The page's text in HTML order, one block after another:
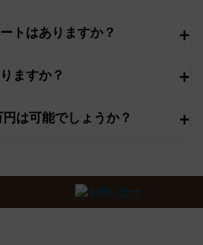
トはありますか？ +
ますか？ +
は可能でしょうか？ +